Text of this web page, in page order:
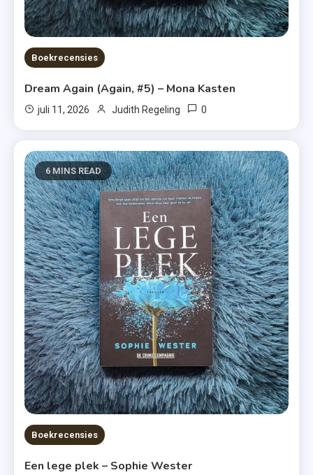
Boekrecensies
Dream Again (Again, #5) – Mona Kasten
juli 11, 2026 Judith Regeling 0
6 MINS READ
Boekrecensies
Een lege plek – Sophie Wester